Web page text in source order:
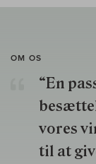
OM OS
“En
vores
til at